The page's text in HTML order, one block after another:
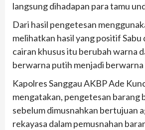
langsung dihadapan para tamu
Dari hasil pengetesan
melihatkan hasil yang positif Sabu
cairan khusus itu berubah warna
berwarna putih menjadi berwarna
Kapolres Sanggau AKBP Ade
mengatakan, pengetesan barang
sebelum dimusnahkan bertujuan
rekayasa dalam pemusnahan